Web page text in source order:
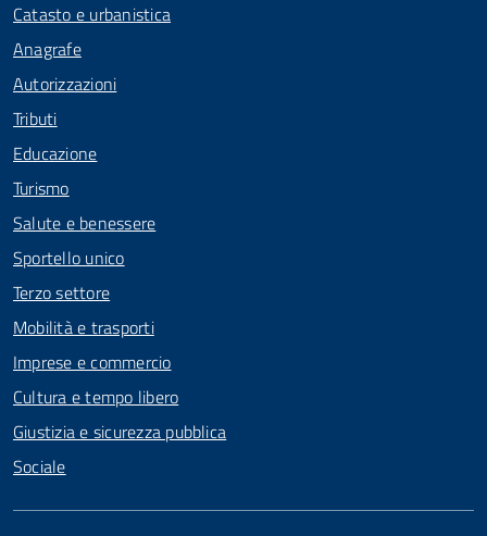
Catasto e urbanistica
Anagrafe
Autorizzazioni
Tributi
Educazione
Turismo
Salute e benessere
Sportello unico
Terzo settore
Mobilità e trasporti
Imprese e commercio
Cultura e tempo libero
Giustizia e sicurezza pubblica
Sociale